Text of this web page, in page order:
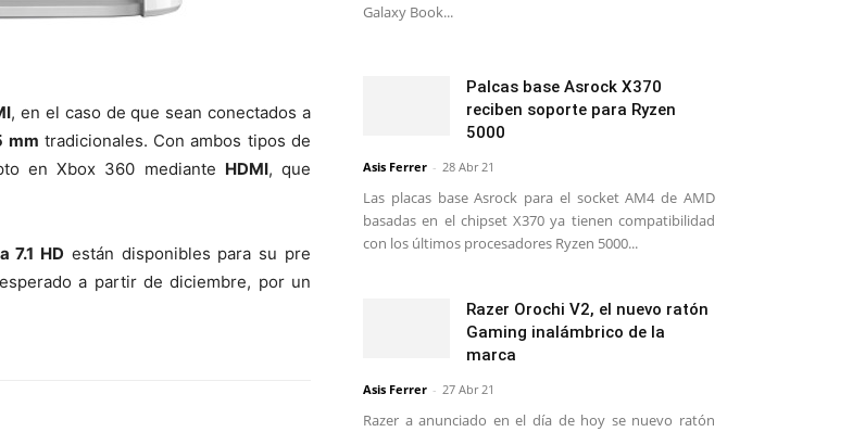
, en el caso de que sean conectados a
mm tradicionales. Con ambos tipos de
en Xbox 360 mediante HDMI, que
7.1 HD están disponibles para su pre
a partir de diciembre, por un
Galaxy Book...
Palcas base Asrock X370
reciben soporte para Ryzen
5000
Asis Ferrer - 28 Abr 21
Las placas base Asrock para el socket AM4 de AMD
basadas en el chipset X370 ya tienen compatibilidad
con los últimos procesadores Ryzen 5000...
Razer Orochi V2, el nuevo ratón
Gaming inalámbrico de la
marca
Asis Ferrer - 27 Abr 21
Razer a anunciado en el día de hoy se nuevo ratón